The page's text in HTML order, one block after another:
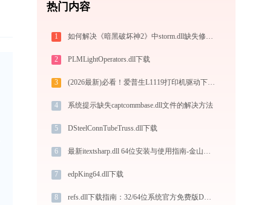
热门内容
1 如何解决《暗黑破坏神2》中storm.dll缺失修复权威指南
2 PLMLightOperators.dll下载
3 (2026最新)必看！爱普生L1119打印机驱动下载与安装的正确姿势
4 系统提示缺失captcommbase.dll文件的解决方法
5 DSteelConnTubeTruss.dll下载
6 最新itextsharp.dll 64位安装与使用指南-金山毒霸
7 edpKing64.dll下载
8 refs.dll下载指南：32/64位系统官方免费版DLL文件修复方案